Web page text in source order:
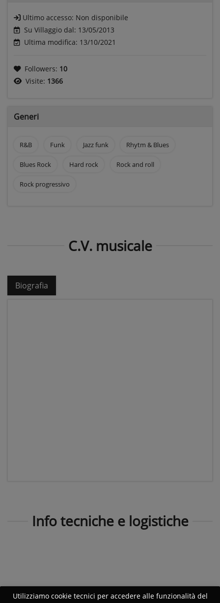
Ultimo accesso: Non disponibile
Su Villaggio dal: 13/05/2013
Ultima modifica: 13/10/2021
Followers: 10
Visite: 1366
Generi
R&B Funk Jazz funk Rhytm & Blues
Blues Rock Hard rock Rock and roll
Rock progressivo
C.V. musicale
Biografia
Info tecniche e logistiche
Utilizziamo cookie tecnici per accedere alle funzionalità del